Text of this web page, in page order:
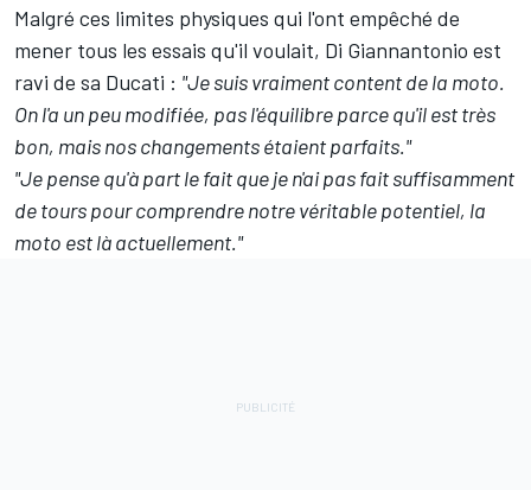
Malgré ces limites physiques qui l'ont empêché de
mener tous les essais qu'il voulait, Di Giannantonio est
ravi de sa Ducati : "Je suis vraiment content de la moto.
On l'a un peu modifiée, pas l'équilibre parce qu'il est très
bon, mais nos changements étaient parfaits."
"Je pense qu'à part le fait que je n'ai pas fait suffisamment
de tours pour comprendre notre véritable potentiel, la
moto est là actuellement."